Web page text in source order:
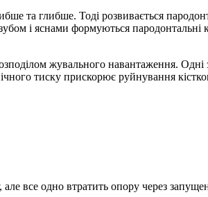
та глибше. Тоді розвивається
і яснами формуються
жувального навантаження. Одні
тиску прискорює руйнування
все одно втратить опору через